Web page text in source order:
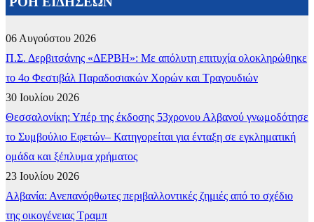
06 Αυγούστου 2026
Π.Σ. Δερβιτσάνης «ΔΕΡΒΗ»: Με απόλυτη επιτυχία ολοκληρώθηκε
το 4ο Φεστιβάλ Παραδοσιακών Χορών και Τραγουδιών
30 Ιουλίου 2026
Θεσσαλονίκη: Υπέρ της έκδοσης 53χρονου Αλβανού γνωμοδότησε
το Συμβούλιο Εφετών– Κατηγορείται για ένταξη σε εγκληματική
ομάδα και ξέπλυμα χρήματος
23 Ιουλίου 2026
Αλβανία: Ανεπανόρθωτες περιβαλλοντικές ζημιές από το σχέδιο
της οικογένειας Τραμπ